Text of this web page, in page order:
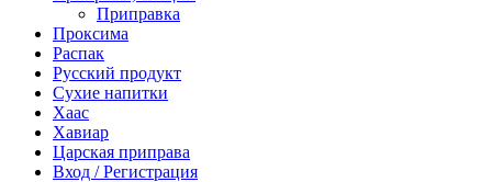
Приправка
Проксима
Распак
Русский продукт
Сухие напитки
Хаас
Хавиар
Царская приправа
Вход / Регистрация